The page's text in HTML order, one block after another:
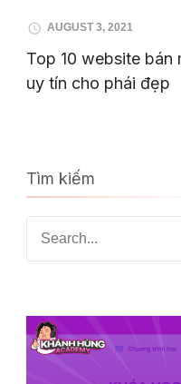
AUGUST 3, 2021
Top 10 website bán
uy tín cho phái đẹp
Tìm kiếm
Search
for: